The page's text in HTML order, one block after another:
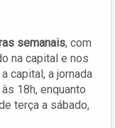
semanais, com
na capital e nos
capital, a jornada
18h, enquanto
terça a sábado,